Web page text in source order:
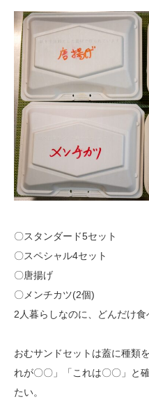
〇スタンダード5セット
〇スペシャル4セット
〇唐揚げ
〇メンチカツ(2個)
2人暮らしなのに、どんだけ食
おむサンドセットは蓋に種類
れが〇〇」「これは〇〇」と
たい。